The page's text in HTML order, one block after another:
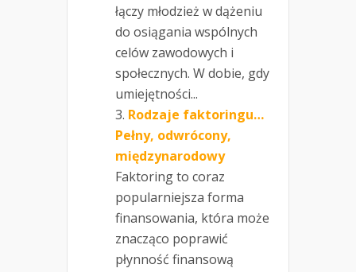
łączy młodzież w dążeniu
do osiągania wspólnych
celów zawodowych i
społecznych. W dobie, gdy
umiejętności...
Rodzaje faktoringu…
Pełny, odwrócony,
międzynarodowy
Faktoring to coraz
popularniejsza forma
finansowania, która może
znacząco poprawić
płynność finansową